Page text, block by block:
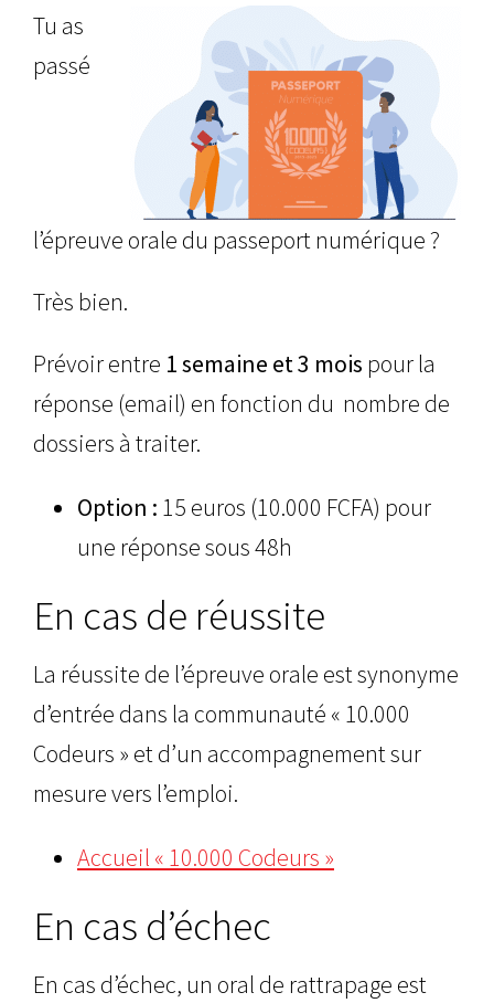
Tu as
passé
l’épreuve orale du passeport numérique ?
Très bien.
Prévoir entre 1 semaine et 3 mois pour la
réponse (email) en fonction du nombre de
dossiers à traiter.
Option : 15 euros (10.000 FCFA) pour
une réponse sous 48h
En cas de réussite
La réussite de l’épreuve orale est synonyme
d’entrée dans la communauté « 10.000
Codeurs » et d’un accompagnement sur
mesure vers l’emploi.
Accueil « 10.000 Codeurs »
En cas d’échec
En cas d’échec, un oral de rattrapage est